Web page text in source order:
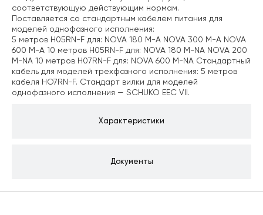
Характеристики
Документы
соответствующую действующим нормам.
Поставляется со стандартным кабелем питания для
моделей однофазного исполнения:
5 метров H05RN-F для: NOVA 180 M-A NOVA 300 M-A NOVA
600 M-A 10 метров H05RN-F для: NOVA 180 M-NA NOVA 200
M-NA 10 метров H07RN-F для: NOVA 600 M-NA Стандартный
кабель для моделей трехфазного исполнения: 5 метров
кабеля HO7RN-F. Стандарт вилки для моделей
однофазного исполнения — SCHUKO EEC VII.